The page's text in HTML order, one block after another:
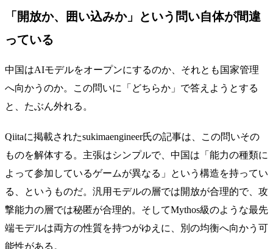
「開放か、囲い込みか」という問い自体が間違
っている
中国はAIモデルをオープンにするのか、それとも国家管理
へ向かうのか。この問いに「どちらか」で答えようとする
と、たぶん外れる。
Qiitaに掲載されたsukimaengineer氏の記事は、この問いその
ものを解体する。主張はシンプルで、中国は「能力の種類に
よって参加しているゲームが異なる」という構造を持ってい
る、というものだ。汎用モデルの層では開放が合理的で、攻
撃能力の層では秘匿が合理的。そしてMythos級のような最先
端モデルは両方の性質を持つがゆえに、別の均衡へ向かう可
能性がある。